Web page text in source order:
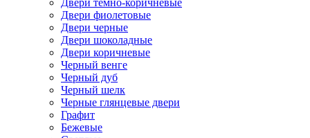
Двери темно-коричневые
Двери фиолетовые
Двери черные
Двери шоколадные
Двери коричневые
Черный венге
Черный дуб
Черный шелк
Черные глянцевые двери
Графит
Бежевые